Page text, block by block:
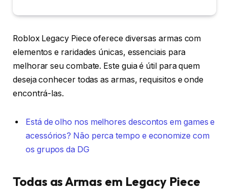
Roblox Legacy Piece oferece diversas armas com
elementos e raridades únicas, essenciais para
melhorar seu combate. Este guia é útil para quem
deseja conhecer todas as armas, requisitos e onde
encontrá-las.
Está de olho nos melhores descontos em games e
acessórios? Não perca tempo e economize com
os grupos da DG
Todas as Armas em Legacy Piece